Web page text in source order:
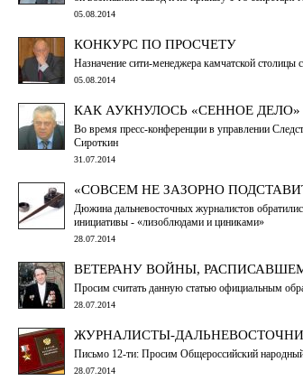
05.08.2014
КОНКУРС ПО ПРОСЧЕТУ
Назначение сити-менеджера камчатской столицы
05.08.2014
КАК АУКНУЛОСЬ «СЕННОЕ ДЕЛО»
Во время пресс-конференции в управлении
Сироткин
31.07.2014
«СОВСЕМ НЕ ЗАЗОРНО
Дюжина дальневосточных журналистов
инициативы - «лизоблюдами и циниками»
28.07.2014
ВЕТЕРАНУ ВОЙНЫ,
Просим считать данную статью официальным
28.07.2014
ЖУРНАЛИСТЫ-
Письмо 12-ти: Просим Общероссийский
28.07.2014